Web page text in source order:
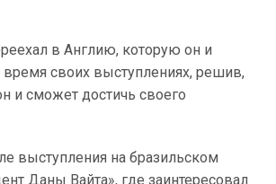
в Англию, которую он и
время своих выступлениях, решив,
и сможет достичь своего
выступления на бразильском
Даны Вайта», где заинтересовал